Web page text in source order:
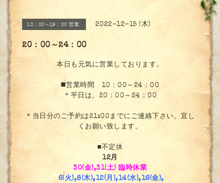
10：00～19：00 営業 2022-12-15 (木)
20：00～24：00
本日も元気に営業しております。
◼️営業時間 10：00～24：00
＊平日は、20：00～24：00
＊当日分のご予約は21:00までにご連絡下さい。宜し
くお願い致します。
■不定休
12月
30(金),31(土) 臨時休業
6(火),8(木),12(月),14(水),16(金),